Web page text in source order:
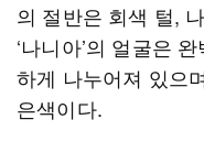
의 절반은 회색 털,
‘나니아’의 얼굴은
하게 나누어져 있으
은색이다.